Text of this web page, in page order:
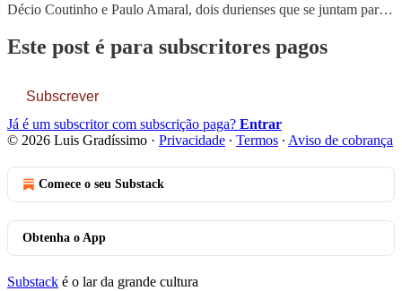
Décio Coutinho e Paulo Amaral, dois durienses que se juntam par…
Este post é para subscritores pagos
Subscrever
Já é um subscritor com subscrição paga? Entrar
© 2026 Luis Gradíssimo · Privacidade ∙ Termos ∙ Aviso de cobrança
Comece o seu Substack
Obtenha o App
Substack é o lar da grande cultura